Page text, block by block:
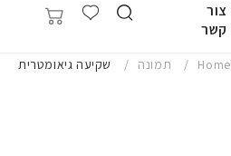
צור
קשר
Home תמונה שקיעה גיאומטרית